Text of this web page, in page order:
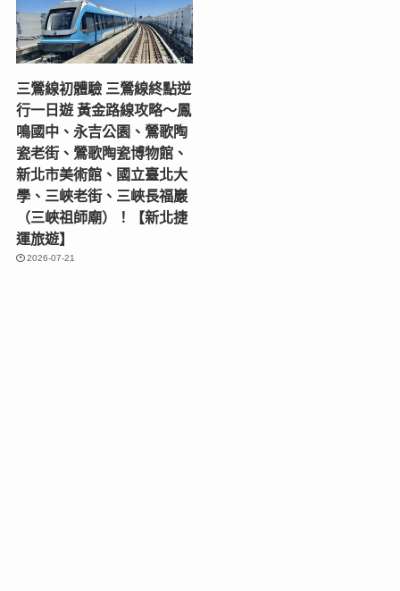
三鶯線初體驗 三鶯線終點逆
行一日遊 黃金路線攻略～鳳
鳴國中、永吉公園、鶯歌陶
瓷老街、鶯歌陶瓷博物館、
新北市美術館、國立臺北大
學、三峽老街、三峽長福巖
（三峽祖師廟）！【新北捷
運旅遊】
2026-07-21